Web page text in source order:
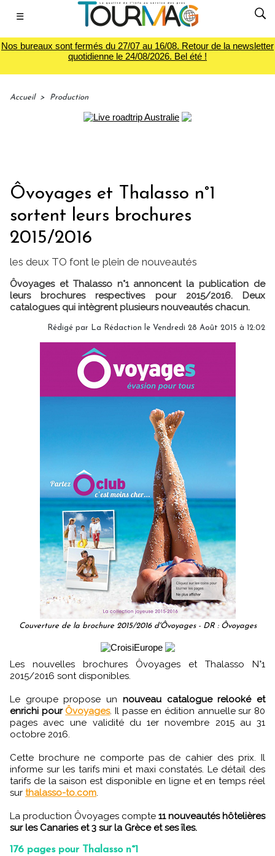
☰
Nos bureaux sont fermés du 27/07 au 16/08. Retour de la newsletter
quotidienne le 24/08/2026. Bel été !
Accueil > Production
Ôvoyages et Thalasso n°1
sortent leurs brochures
2015/2016
les deux TO font le plein de nouveautés
Ôvoyages et Thalasso n°1 annoncent la publication de
leurs brochures respectives pour 2015/2016. Deux
catalogues qui intègrent plusieurs nouveautés chacun.
Rédigé par La Rédaction le Vendredi 28 Août 2015 à 12:02
Couverture de la brochure 2015/2016 d'Ôvoyages - DR : Ôvoyages
Les nouvelles brochures Ôvoyages et Thalasso N°1
2015/2016 sont disponibles.
Le groupe propose un nouveau catalogue relooké et
enrichi pour Ôvoyages. Il passe en édition annuelle sur 80
pages avec une validité du 1er novembre 2015 au 31
octobre 2016.
Cette brochure ne comporte pas de cahier des prix. Il
informe sur les tarifs mini et maxi constatés. Le détail des
tarifs de la saison est disponible en ligne et en temps réel
sur thalasso-to.com.
La production Ôvoyages compte 11 nouveautés hôtelières
sur les Canaries et 3 sur la Grèce et ses îles.
176 pages pour Thalasso n°1